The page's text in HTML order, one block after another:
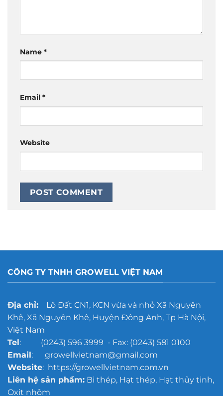
Name *
Email *
Website
CÔNG TY TNHH GROWELL VIỆT NAM
Địa chỉ:Lô Đất CN1, KCN vừa và nhỏ Xã Nguyên
Khê, Xã Nguyên Khê, Huyện Đông Anh, Tp Hà Nội,
Việt Nam
Tel: (0243) 596 3999 - Fax: (0243) 581 0100
Email: growellvietnam@gmail.com
Website: https://growellvietnam.com.vn
Liên hệ sản phẩm:Bi thép, Hạt thép, Hạt thủy tinh,
Oxit nhôm